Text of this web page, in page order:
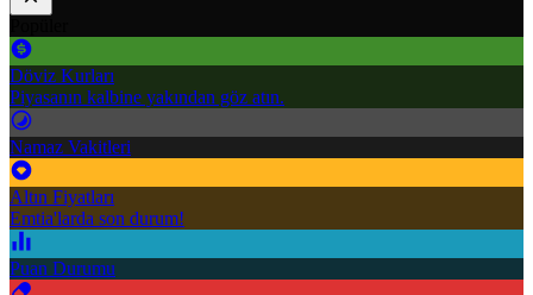
Döviz Kurları
Piyasanın kalbine yakından göz atın.
Namaz Vakitleri
Altın Fiyatları
Emtia'larda son durum!
Puan Durumu